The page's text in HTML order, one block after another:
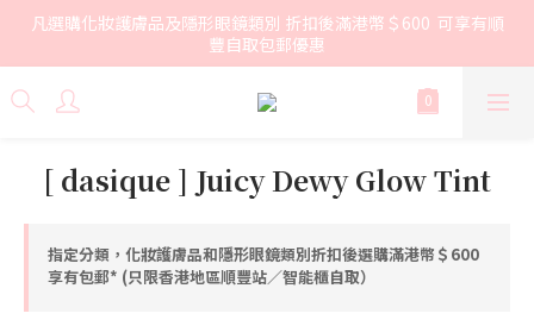
凡選購化妝護膚品及隱形眼鏡類別 折扣後滿港幣＄600  可享有順
豐自取包郵優惠
[ dasique ] Juicy Dewy Glow Tint
指定分類，化妝護膚品和隱形眼鏡類別折扣後選購滿港幣＄600
享有包郵* (只限香港地區順豐站／智能櫃自取）